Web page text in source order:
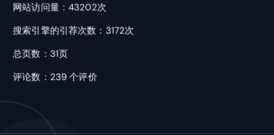
网站访问量：43202次
搜索引擎的引荐次数：3172次
总页数：31页
评论数：239 个评价